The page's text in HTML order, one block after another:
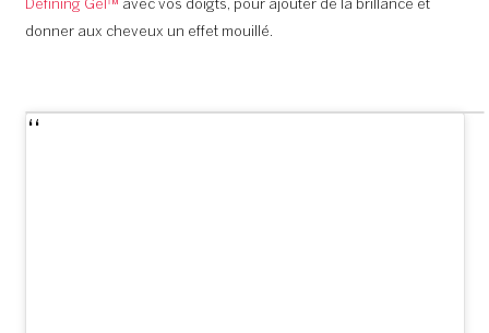
Defining Gel™ avec vos doigts, pour ajouter de la brillance et
donner aux cheveux un effet mouillé.